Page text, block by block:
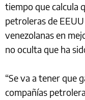
tiempo que calcula
petroleras de
venezolanas en
no oculta que ha
“Se va a tener que
compañías